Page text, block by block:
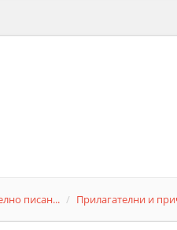
писан... Прилагателни и